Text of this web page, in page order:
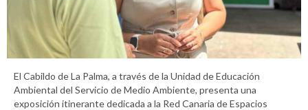
El Cabildo de La Palma, a través de la Unidad de Educación
Ambiental del Servicio de Medio Ambiente, presenta una
exposición itinerante dedicada a la Red Canaria de Espacios